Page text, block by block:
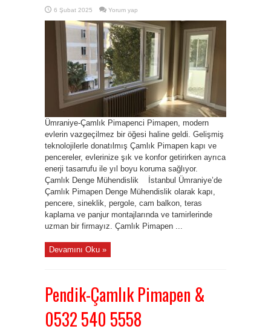
6 Şubat 2025 Yorum yap
Ümraniye-Çamlık Pimapenci Pimapen, modern
evlerin vazgeçilmez bir öğesi haline geldi. Gelişmiş
teknolojilerle donatılmış Çamlık Pimapen kapı ve
pencereler, evlerinize şık ve konfor getirirken ayrıca
enerji tasarrufu ile yıl boyu koruma sağlıyor.
Çamlık Denge Mühendislik İstanbul Ümraniye’de
Çamlık Pimapen Denge Mühendislik olarak kapı,
pencere, sineklik, pergole, cam balkon, teras
kaplama ve panjur montajlarında ve tamirlerinde
uzman bir firmayız. Çamlık Pimapen ...
Devamını Oku »
Pendik-Çamlık Pimapen &
0532 540 5558